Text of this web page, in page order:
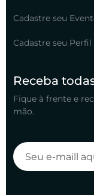
Cadastre seu
Cadastre seu Perfil
Receba
Fique à frente e
mão.